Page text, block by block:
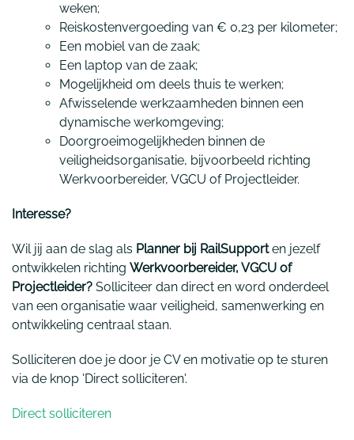
weken;
Reiskostenvergoeding van € 0,23 per kilometer;
Een mobiel van de zaak;
Een laptop van de zaak;
Mogelijkheid om deels thuis te werken;
Afwisselende werkzaamheden binnen een
dynamische werkomgeving;
Doorgroeimogelijkheden binnen de
veiligheidsorganisatie, bijvoorbeeld richting
Werkvoorbereider, VGCU of Projectleider.
Interesse?
Wil jij aan de slag als Planner bij RailSupporten jezelf
ontwikkelen richting Werkvoorbereider, VGCU of
Projectleider? Solliciteer dan direct en word onderdeel
van een organisatie waar veiligheid, samenwerking en
ontwikkeling centraal staan.
Solliciteren doe je door je CV en motivatie op te sturen
via de knop 'Direct solliciteren'.
Direct solliciteren